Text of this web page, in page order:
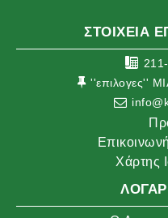
ΣΤΟΙΧΕΙΑ
''επιλογες''
Χάρτης